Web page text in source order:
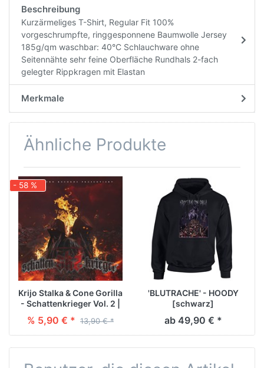
Beschreibung
Kurzärmeliges T-Shirt, Regular Fit 100%
vorgeschrumpfte, ringgesponnene Baumwolle Jersey
185g/qm waschbar: 40°C Schlauchware ohne
Seitennähte sehr feine Oberfläche Rundhals 2-fach
gelegter Rippkragen mit Elastan
Merkmale
Ähnliche Produkte
- 58 %
Krijo Stalka & Cone Gorilla
- Schattenkrieger Vol. 2 |
% 5,90 € * 13,90 € *
'BLUTRACHE' - HOODY
[schwarz]
ab 49,90 € *